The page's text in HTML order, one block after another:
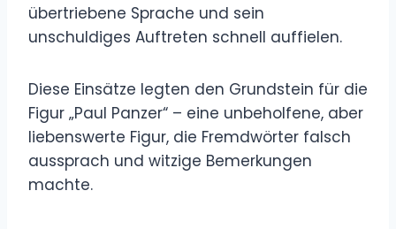
übertriebene Sprache und sein
unschuldiges Auftreten schnell auffielen.
Diese Einsätze legten den Grundstein für die
Figur „Paul Panzer“ – eine unbeholfene, aber
liebenswerte Figur, die Fremdwörter falsch
aussprach und witzige Bemerkungen
machte.